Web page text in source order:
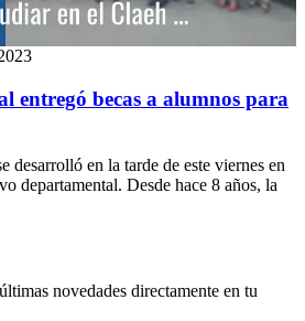
entregó becas a alumnos para
desarrolló en la tarde de este viernes en
departamental. Desde hace 8 años, la
novedades directamente en tu